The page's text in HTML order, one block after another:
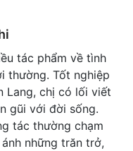
tác phẩm về tình
thường. Tốt nghiệp
Lang, chị có lối viết
gũi với đời sống.
tác thường chạm
những trăn trở,